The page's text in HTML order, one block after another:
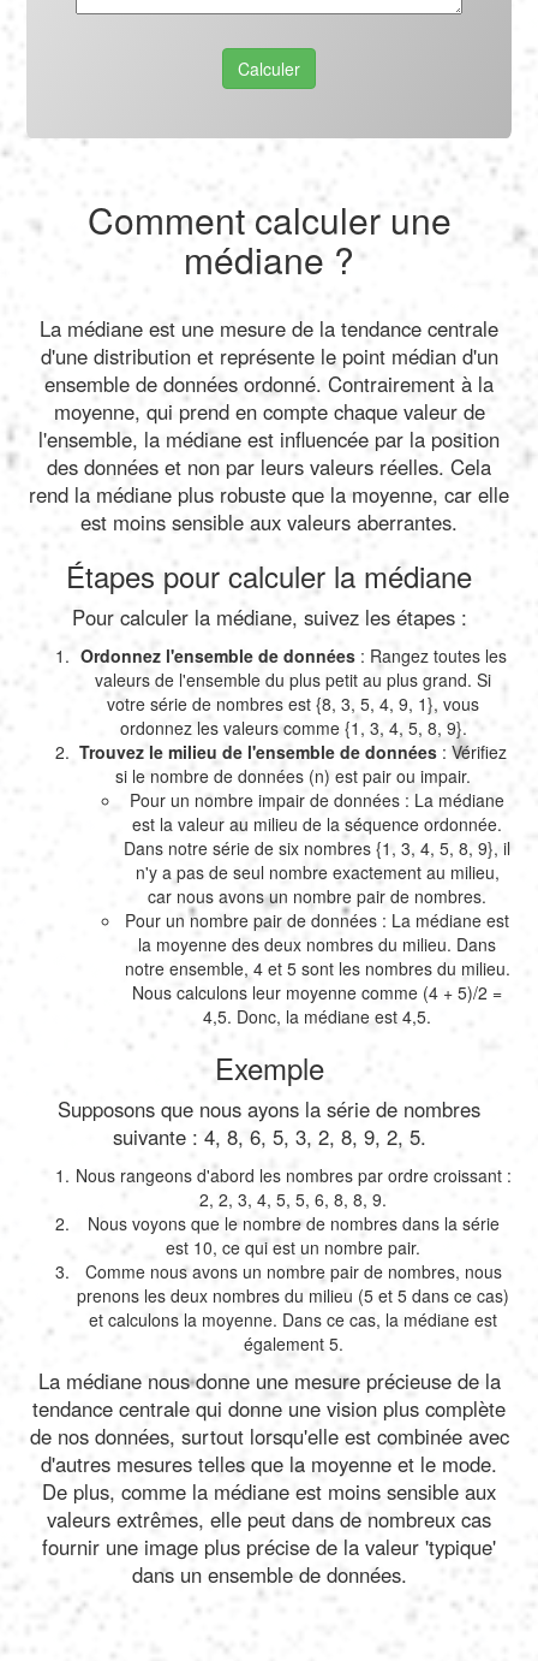
Calculer
Comment calculer une
médiane ?
La médiane est une mesure de la tendance centrale
d'une distribution et représente le point médian d'un
ensemble de données ordonné. Contrairement à la
moyenne, qui prend en compte chaque valeur de
l'ensemble, la médiane est influencée par la position
des données et non par leurs valeurs réelles. Cela
rend la médiane plus robuste que la moyenne, car elle
est moins sensible aux valeurs aberrantes.
Étapes pour calculer la médiane
Pour calculer la médiane, suivez les étapes :
Ordonnez l'ensemble de données: Rangez toutes les
valeurs de l'ensemble du plus petit au plus grand. Si
votre série de nombres est {8, 3, 5, 4, 9, 1}, vous
ordonnez les valeurs comme {1, 3, 4, 5, 8, 9}.
Trouvez le milieu de l'ensemble de données : Vérifiez
si le nombre de données (n) est pair ou impair.
Pour un nombre impair de données : La médiane
est la valeur au milieu de la séquence ordonnée.
Dans notre série de six nombres {1, 3, 4, 5, 8, 9}, il
n'y a pas de seul nombre exactement au milieu,
car nous avons un nombre pair de nombres.
Pour un nombre pair de données : La médiane est
la moyenne des deux nombres du milieu. Dans
notre ensemble, 4 et 5 sont les nombres du milieu.
Nous calculons leur moyenne comme (4 + 5)/2 =
4,5. Donc, la médiane est 4,5.
Exemple
Supposons que nous ayons la série de nombres
suivante : 4, 8, 6, 5, 3, 2, 8, 9, 2, 5.
Nous rangeons d'abord les nombres par ordre croissant :
2, 2, 3, 4, 5, 5, 6, 8, 8, 9.
Nous voyons que le nombre de nombres dans la série
est 10, ce qui est un nombre pair.
Comme nous avons un nombre pair de nombres, nous
prenons les deux nombres du milieu (5 et 5 dans ce cas)
et calculons la moyenne. Dans ce cas, la médiane est
également 5.
La médiane nous donne une mesure précieuse de la
tendance centrale qui donne une vision plus complète
de nos données, surtout lorsqu'elle est combinée avec
d'autres mesures telles que la moyenne et le mode.
De plus, comme la médiane est moins sensible aux
valeurs extrêmes, elle peut dans de nombreux cas
fournir une image plus précise de la valeur 'typique'
dans un ensemble de données.